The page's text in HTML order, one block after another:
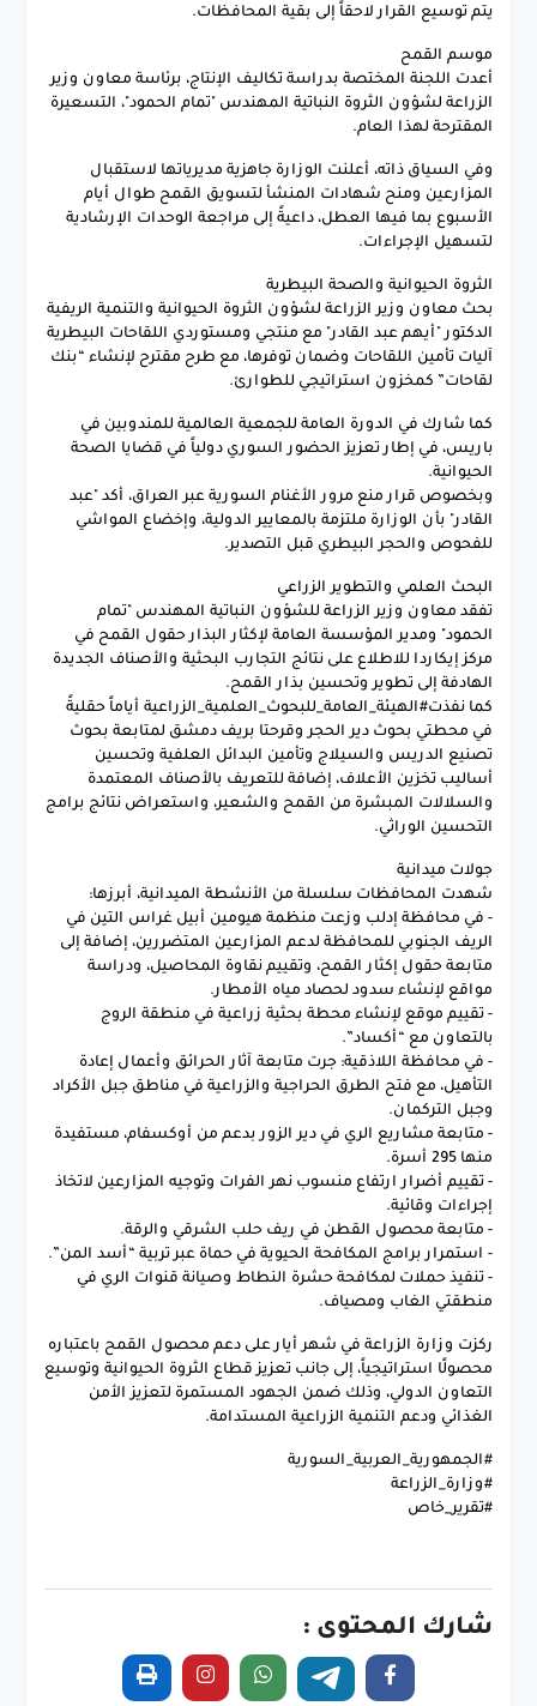
يتم توسيع القرار لاحقاً إلى بقية المحافظات.
موسم القمح
أعدت اللجنة المختصة بدراسة تكاليف الإنتاج، برئاسة معاون وزير
الزراعة لشؤون الثروة النباتية المهندس "تمام الحمود"، التسعيرة
المقترحة لهذا العام.
وفي السياق ذاته، أعلنت الوزارة جاهزية مديرياتها لاستقبال
المزارعين ومنح شهادات المنشأ لتسويق القمح طوال أيام
الأسبوع بما فيها العطل، داعيةً إلى مراجعة الوحدات الإرشادية
لتسهيل الإجراءات.
الثروة الحيوانية والصحة البيطرية
بحث معاون وزير الزراعة لشؤون الثروة الحيوانية والتنمية الريفية
الدكتور "أيهم عبد القادر" مع منتجي ومستوردي اللقاحات البيطرية
آليات تأمين اللقاحات وضمان توفرها، مع طرح مقترح لإنشاء “بنك
لقاحات” كمخزون استراتيجي للطوارئ.
كما شارك في الدورة العامة للجمعية العالمية للمندوبين في
باريس، في إطار تعزيز الحضور السوري دولياً في قضايا الصحة
الحيوانية.
وبخصوص قرار منع مرور الأغنام السورية عبر العراق، أكد "عبد
القادر" بأن الوزارة ملتزمة بالمعايير الدولية، وإخضاع المواشي
للفحوص والحجر البيطري قبل التصدير.
البحث العلمي والتطوير الزراعي
تفقد معاون وزير الزراعة للشؤون النباتية المهندس "تمام
الحمود" ومدير المؤسسة العامة لإكثار البذار حقول القمح في
مركز إيكاردا للاطلاع على نتائج التجارب البحثية والأصناف الجديدة
الهادفة إلى تطوير وتحسين بذار القمح.
كما نفذت#الهيئة_العامة_للبحوث_العلمية_الزراعية أياماً حقليةً
في محطتي بحوث دير الحجر وقرحتا بريف دمشق لمتابعة بحوث
تصنيع الدريس والسيلاج وتأمين البدائل العلفية وتحسين
أساليب تخزين الأعلاف، إضافة للتعريف بالأصناف المعتمدة
والسلالات المبشرة من القمح والشعير، واستعراض نتائج برامج
التحسين الوراثي.
جولات ميدانية
شهدت المحافظات سلسلة من الأنشطة الميدانية، أبرزها:
- في محافظة إدلب وزعت منظمة هيومين أبيل غراس التين في
الريف الجنوبي للمحافظة لدعم المزارعين المتضررين، إضافة إلى
متابعة حقول إكثار القمح، وتقييم نقاوة المحاصيل، ودراسة
مواقع لإنشاء سدود لحصاد مياه الأمطار.
- تقييم موقع لإنشاء محطة بحثية زراعية في منطقة الروج
بالتعاون مع “أكساد”.
- في محافظة اللاذقية: جرت متابعة آثار الحرائق وأعمال إعادة
التأهيل، مع فتح الطرق الحراجية والزراعية في مناطق جبل الأكراد
وجبل التركمان.
- متابعة مشاريع الري في دير الزور بدعم من أوكسفام، مستفيدة
منها 295 أسرة.
- تقييم أضرار ارتفاع منسوب نهر الفرات وتوجيه المزارعين لاتخاذ
إجراءات وقائية.
- متابعة محصول القطن في ريف حلب الشرقي والرقة.
- استمرار برامج المكافحة الحيوية في حماة عبر تربية “أسد المن”.
- تنفيذ حملات لمكافحة حشرة النطاط وصيانة قنوات الري في
منطقتي الغاب ومصياف.
ركزت وزارة الزراعة في شهر أيار على دعم محصول القمح باعتباره
محصولًا استراتيجياً، إلى جانب تعزيز قطاع الثروة الحيوانية وتوسيع
التعاون الدولي، وذلك ضمن الجهود المستمرة لتعزيز الأمن
الغذائي ودعم التنمية الزراعية المستدامة.
#الجمهورية_العربية_السورية
#وزارة_الزراعة
#تقرير_خاص
شارك المحتوى :